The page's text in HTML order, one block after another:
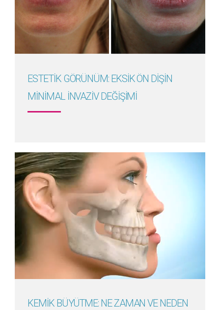
Detayını Gör
ESTETİK GÖRÜNÜM: EKSİK ÖN DİŞİN
MİNİMAL İNVAZİV DEĞİŞİMİ
KEMİK BÜYÜTME: NE ZAMAN VE NEDEN